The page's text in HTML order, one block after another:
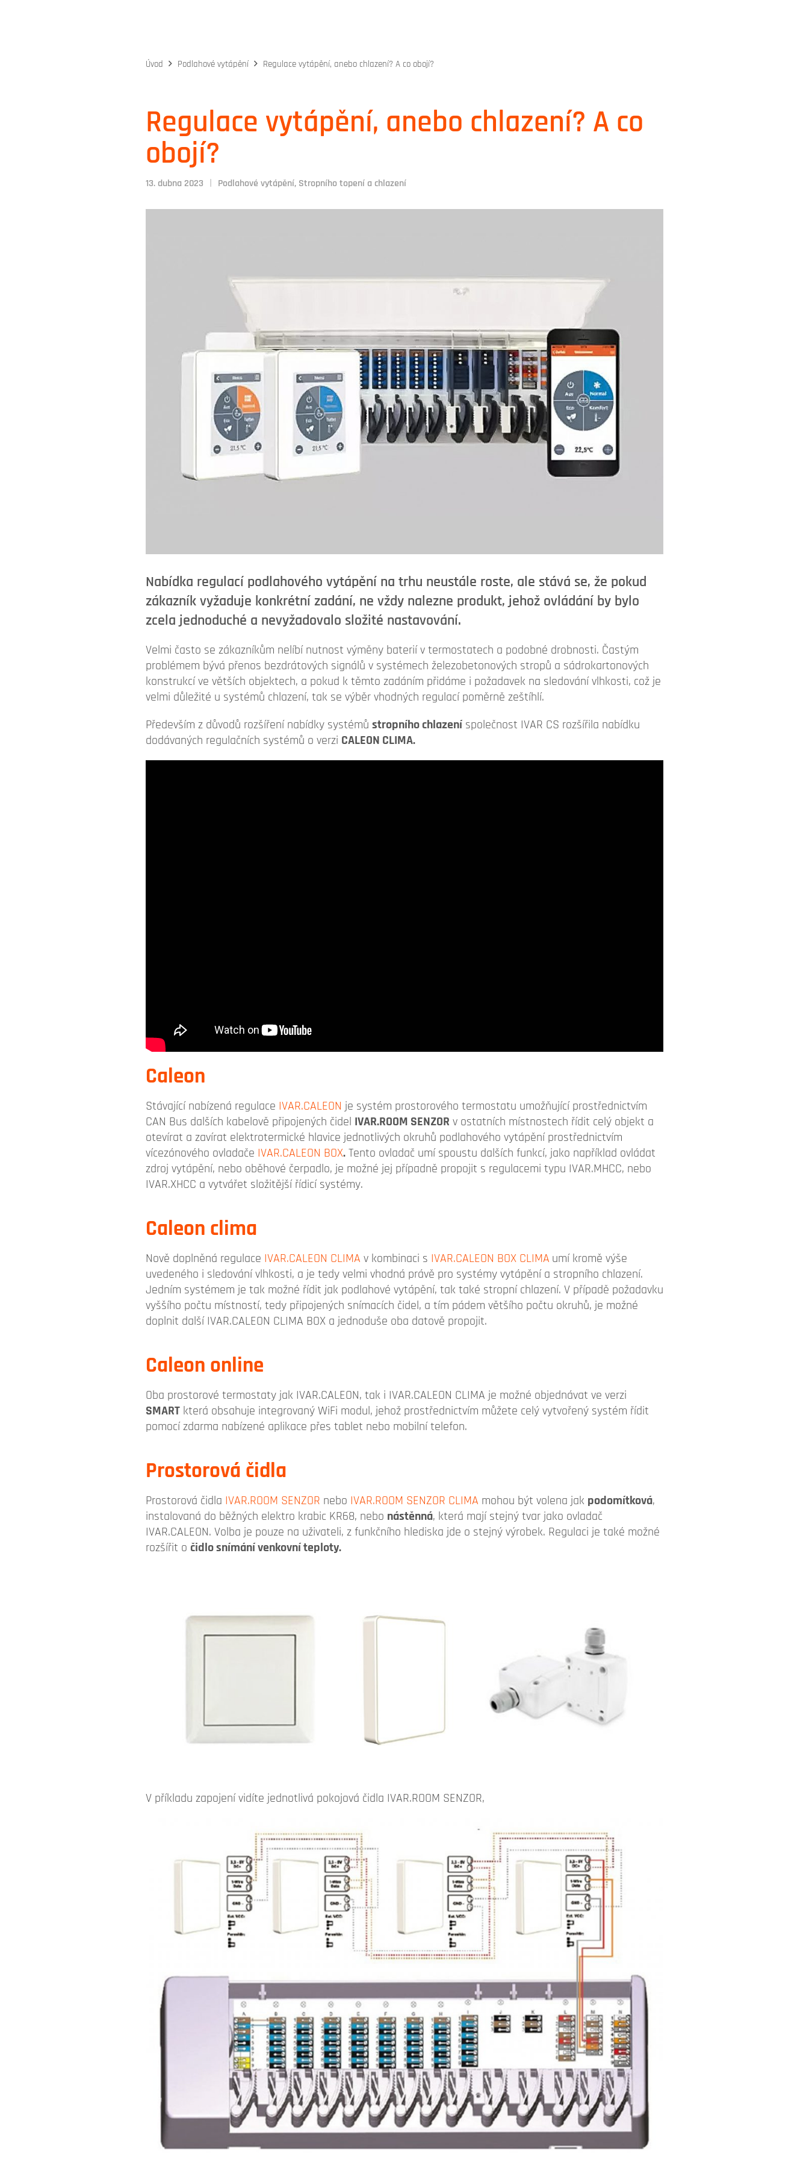
Úvod Podlahové vytápění Regulace vytápění, anebo chlazení? A co obojí?
Regulace vytápění, anebo chlazení? A co
obojí?
13. dubna 2023 | Podlahové vytápění, Stropního topení a chlazení
Nabídka regulací podlahového vytápění na trhu neustále roste, ale stává se, že pokud
zákazník vyžaduje konkrétní zadání, ne vždy nalezne produkt, jehož ovládání by bylo
zcela jednoduché a nevyžadovalo složité nastavování.
Velmi často se zákazníkům nelíbí nutnost výměny baterií v termostatech a podobné drobnosti. Častým
problémem bývá přenos bezdrátových signálů v systémech železobetonových stropů a sádrokartonových
konstrukcí ve větších objektech, a pokud k těmto zadáním přidáme i požadavek na sledování vlhkosti, což je
velmi důležité u systémů chlazení, tak se výběr vhodných regulací poměrně zeštíhlí.
Především z důvodů rozšíření nabídky systémů stropního chlazeníspolečnost IVAR CS rozšířila nabídku
dodávaných regulačních systémů o verzi CALEON CLIMA.
Caleon
Stávající nabízená regulace IVAR.CALEON je systém prostorového termostatu umožňující prostřednictvím
CAN Bus dalších kabelově připojených čidel IVAR.ROOM SENZOR v ostatních místnostech řídit celý objekt a
otevírat a zavírat elektrotermické hlavice jednotlivých okruhů podlahového vytápění prostřednictvím
vícezónového ovladače IVAR.CALEON BOX.Tento ovladač umí spoustu dalších funkcí, jako například ovládat
zdroj vytápění, nebo oběhové čerpadlo, je možné jej případně propojit s regulacemi typu IVAR.MHCC, nebo
IVAR.XHCC a vytvářet složitější řídicí systémy.
Caleon clima
Nově doplněná regulace IVAR.CALEON CLIMA v kombinaci s IVAR.CALEON BOX CLIMA umí kromě výše
uvedeného i sledování vlhkosti, a je tedy velmi vhodná právě pro systémy vytápění a stropního chlazení.
Jedním systémem je tak možné řídit jak podlahové vytápění, tak také stropní chlazení. V případě požadavku
vyššího počtu místností, tedy připojených snímacích čidel, a tím pádem většího počtu okruhů, je možné
doplnit další IVAR.CALEON CLIMA BOX a jednoduše oba datově propojit.
Caleon online
Oba prostorové termostaty jak IVAR.CALEON, tak i IVAR.CALEON CLIMA je možné objednávat ve verzi
SMART která obsahuje integrovaný WiFi modul, jehož prostřednictvím můžete celý vytvořený systém řídit
pomocí zdarma nabízené aplikace přes tablet nebo mobilní telefon.
Prostorová čidla
Prostorová čidla IVAR.ROOM SENZOR nebo IVAR.ROOM SENZOR CLIMA mohou být volena jak podomítková,
instalovaná do běžných elektro krabic KR68, nebo nástěnná, která mají stejný tvar jako ovladač
IVAR.CALEON. Volba je pouze na uživateli, z funkčního hlediska jde o stejný výrobek. Regulaci je také možné
rozšířit o čidlo snímání venkovní teploty.
V příkladu zapojení vidíte jednotlivá pokojová čidla IVAR.ROOM SENZOR,